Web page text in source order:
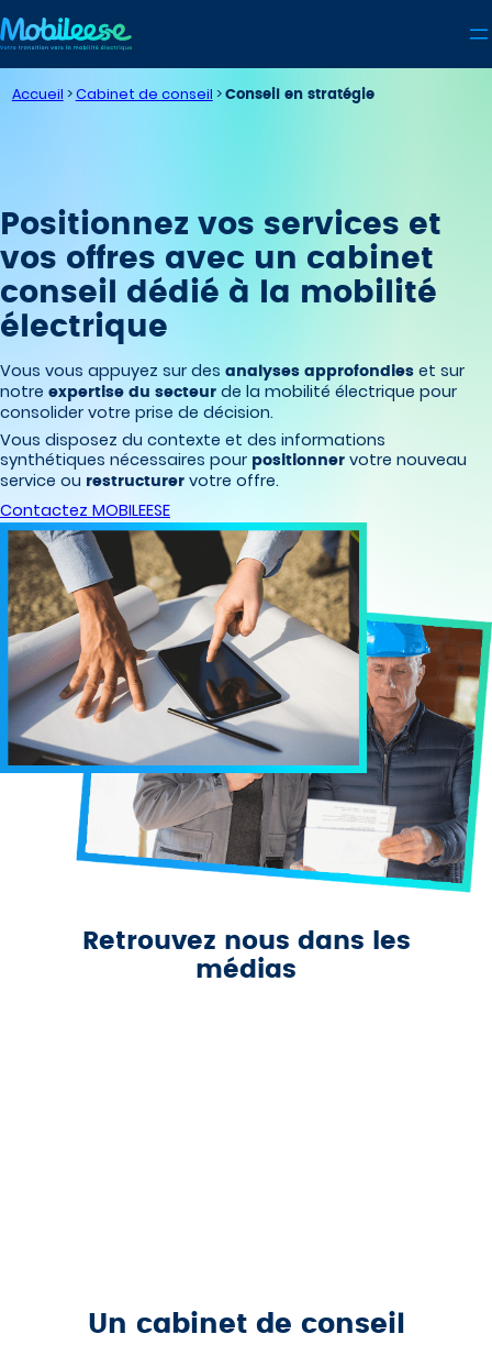
au
contenu
Accueil >Cabinet de conseil > Conseil en stratégie
Positionnez vos services et
vos offres avec un cabinet
conseil dédié à la mobilité
électrique
Vous vous appuyez sur des analyses approfondies et sur
notre expertise du secteur de la mobilité électrique pour
consolider votre prise de décision.
Vous disposez du contexte et des informations
synthétiques nécessaires pour positionner votre nouveau
service ou restructurer votre offre.
Contactez MOBILEESE
Retrouvez nous dans les
médias
Un cabinet de conseil